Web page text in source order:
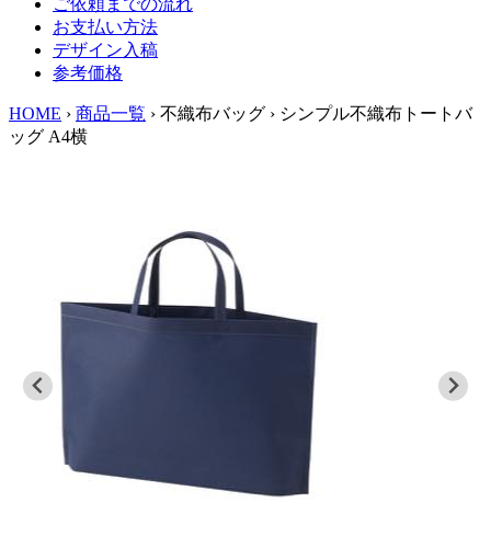
ご依頼までの流れ
お支払い方法
デザイン入稿
参考価格
HOME › 商品一覧 › 不織布バッグ › シンプル不織布トートバ
ッグ A4横